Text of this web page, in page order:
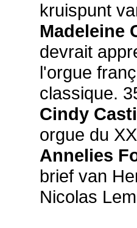
kruispunt
Madeleine
devrait
l'orgue
classique.
Cindy
orgue du
Annelies
brief van
Nicolas